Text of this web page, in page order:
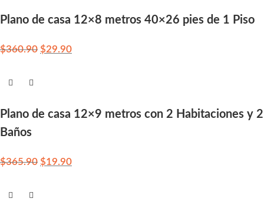
Plano de casa 12×8 metros 40×26 pies de 1 Piso
$360.90 $29.90
Plano de casa 12×9 metros con 2 Habitaciones y 2
Baños
$365.90 $19.90